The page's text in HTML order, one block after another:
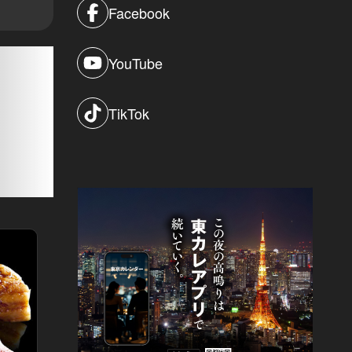
Facebook
YouTube
TikTok